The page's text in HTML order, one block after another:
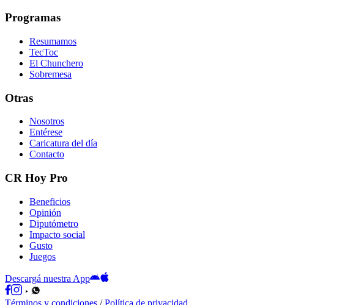
Programas
Resumamos
TecToc
El Chunchero
Sobremesa
Otras
Nosotros
Entérese
Caricatura del día
Contacto
CR Hoy Pro
Beneficios
Opinión
Diputómetro
Impacto social
Gusto
Juegos
Descargá nuestra App
Términos y condiciones /Política de privacidad